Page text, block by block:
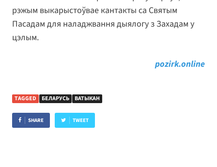
рэжым выкарыстоўвае кантакты са Святым
Пасадам для наладжвання дыялогу з Захадам у
цэлым.
pozirk.online
TAGGED БЕЛАРУСЬ ВАТЫКАН
SHARE TWEET